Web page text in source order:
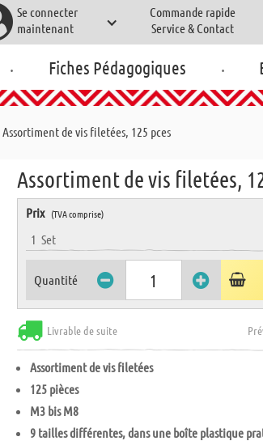
Se connecter
maintenant
Commande rapide
Service & Contact
. Fiches Pédagogiques .
Assortiment de vis filetées, 125 pces
Assortiment de vis filetées,
Prix (TVA comprise)
1Set
Quantité
Livrable de suite
Assortiment de vis filetées
125 pièces
M3 bis M8
9 tailles différentes, dans une boîte plastique